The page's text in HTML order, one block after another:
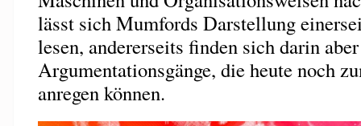
lässt sich Mumfords Darstellung
lesen, andererseits finden sich darin
Argumentationsgänge, die heute noch
anregen können.